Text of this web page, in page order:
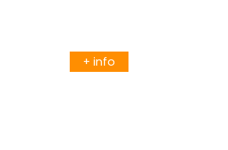
+ info